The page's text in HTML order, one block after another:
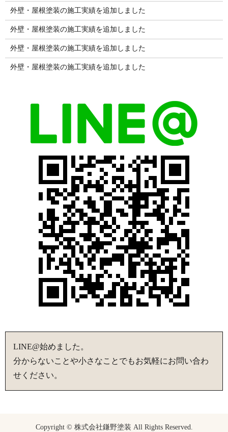
外壁・屋根塗装の施工実績を追加しました
外壁・屋根塗装の施工実績を追加しました
外壁・屋根塗装の施工実績を追加しました
外壁・屋根塗装の施工実績を追加しました
LINE@始めました。
分からないことや小さなことでもお気軽にお問い合わ
せください。
Copyright © 株式会社鎌野塗装 All Rights Reserved.